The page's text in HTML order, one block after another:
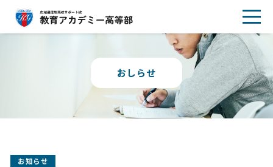
おしらせ
お知らせ